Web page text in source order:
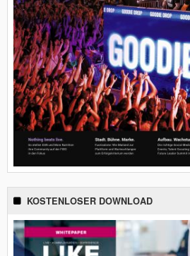
KOSTENLOSER DOWNLOAD